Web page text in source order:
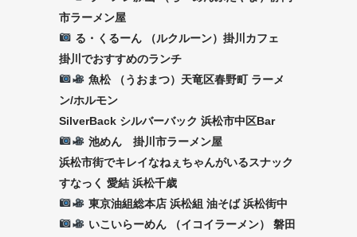
市ラーメン屋
る・くるーん （ルクルーン）掛川カフェ
掛川でおすすめのランチ
魚松 （うおまつ）天竜区春野町 ラーメ
ン/ホルモン
SilverBack シルバーバック 浜松市中区Bar
池めん 掛川市ラーメン屋
浜松市街でキレイなねぇちゃんがいるスナック
すなっく 愛結 浜松千歳
東京油組総本店 浜松組 油そば 浜松街中
いこいらーめん （イコイラーメン） 磐田